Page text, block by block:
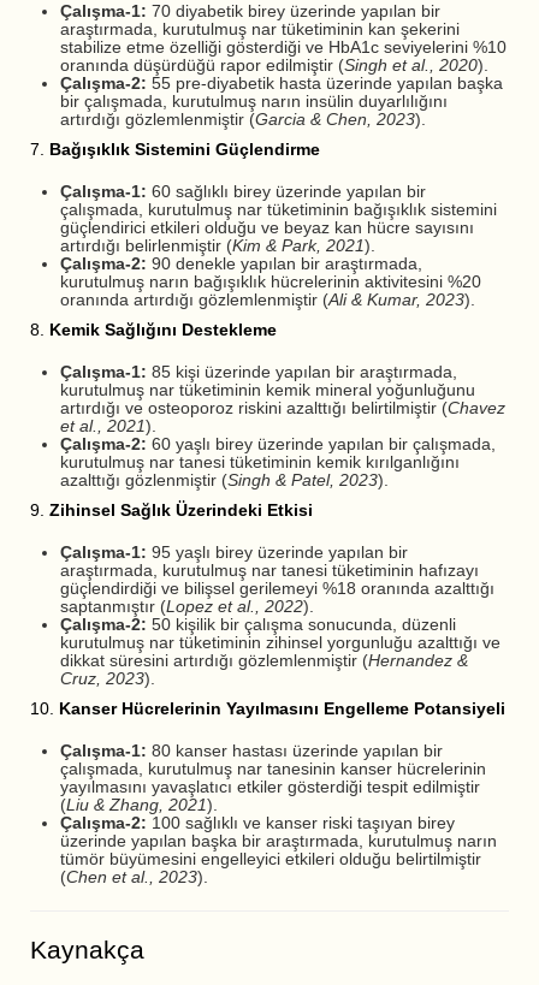
Çalışma-1: 70 diyabetik birey üzerinde yapılan bir
araştırmada, kurutulmuş nar tüketiminin kan şekerini
stabilize etme özelliği gösterdiği ve HbA1c seviyelerini %10
oranında düşürdüğü rapor edilmiştir (Singh et al., 2020).
Çalışma-2: 55 pre-diyabetik hasta üzerinde yapılan başka
bir çalışmada, kurutulmuş narın insülin duyarlılığını
artırdığı gözlemlenmiştir (Garcia & Chen, 2023).
7. Bağışıklık Sistemini Güçlendirme
Çalışma-1: 60 sağlıklı birey üzerinde yapılan bir
çalışmada, kurutulmuş nar tüketiminin bağışıklık sistemini
güçlendirici etkileri olduğu ve beyaz kan hücre sayısını
artırdığı belirlenmiştir (Kim & Park, 2021).
Çalışma-2: 90 denekle yapılan bir araştırmada,
kurutulmuş narın bağışıklık hücrelerinin aktivitesini %20
oranında artırdığı gözlemlenmiştir (Ali & Kumar, 2023).
8. Kemik Sağlığını Destekleme
Çalışma-1: 85 kişi üzerinde yapılan bir araştırmada,
kurutulmuş nar tüketiminin kemik mineral yoğunluğunu
artırdığı ve osteoporoz riskini azalttığı belirtilmiştir (Chavez
et al., 2021).
Çalışma-2: 60 yaşlı birey üzerinde yapılan bir çalışmada,
kurutulmuş nar tanesi tüketiminin kemik kırılganlığını
azalttığı gözlenmiştir (Singh & Patel, 2023).
9. Zihinsel Sağlık Üzerindeki Etkisi
Çalışma-1: 95 yaşlı birey üzerinde yapılan bir
araştırmada, kurutulmuş nar tanesi tüketiminin hafızayı
güçlendirdiği ve bilişsel gerilemeyi %18 oranında azalttığı
saptanmıştır (Lopez et al., 2022).
Çalışma-2: 50 kişilik bir çalışma sonucunda, düzenli
kurutulmuş nar tüketiminin zihinsel yorgunluğu azalttığı ve
dikkat süresini artırdığı gözlemlenmiştir (Hernandez &
Cruz, 2023).
10. Kanser Hücrelerinin Yayılmasını Engelleme Potansiyeli
Çalışma-1: 80 kanser hastası üzerinde yapılan bir
çalışmada, kurutulmuş nar tanesinin kanser hücrelerinin
yayılmasını yavaşlatıcı etkiler gösterdiği tespit edilmiştir
(Liu & Zhang, 2021).
Çalışma-2: 100 sağlıklı ve kanser riski taşıyan birey
üzerinde yapılan başka bir araştırmada, kurutulmuş narın
tümör büyümesini engelleyici etkileri olduğu belirtilmiştir
(Chen et al., 2023).
Kaynakça